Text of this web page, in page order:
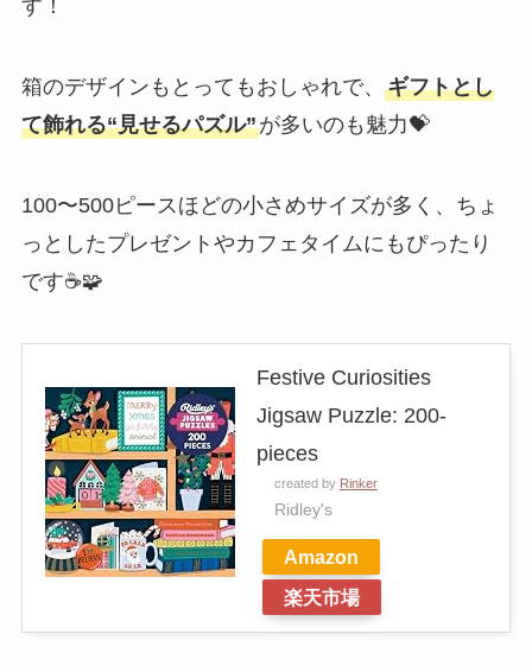
す！
箱のデザインもとってもおしゃれで、 ギフトとし
て飾れる“見せるパズル”が多いのも魅力💝
100〜500ピースほどの小さめサイズが多く、ちょ
っとしたプレゼントやカフェタイムにもぴったり
です☕🧩
Festive Curiosities
Jigsaw Puzzle: 200-
pieces
created by Rinker
Ridley's
Amazon
楽天市場